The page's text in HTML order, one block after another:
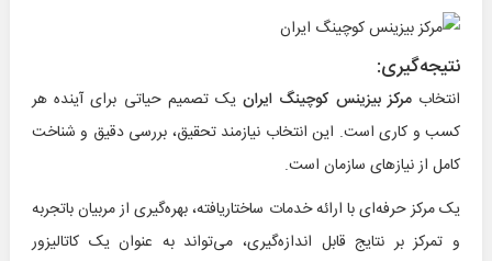
نتیجه‌گیری:
انتخابمرکز بیزینس کوچینگ ایرانیک تصمیم حیاتی برای آینده هر
کسب و کاری است. این انتخاب نیازمند تحقیق، بررسی دقیق و شناخت
کامل از نیازهای سازمان است.
یک مرکز حرفه‌ای با ارائه خدمات ساختاریافته، بهره‌گیری از مربیان باتجربه
و تمرکز بر نتایج قابل اندازه‌گیری، می‌تواند به عنوان یک کاتالیزور